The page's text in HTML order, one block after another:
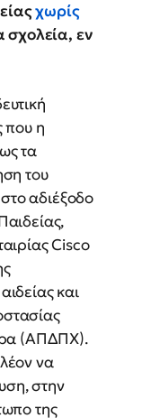
χωρίς
σχολεία, εν
που η
τα
του
αδιέξοδο
Cisco
και
(ΑΠΔΠΧ).
να
στην
της